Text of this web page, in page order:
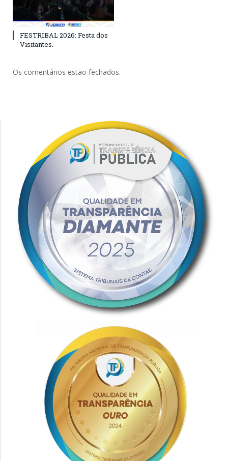
FESTRIBAL 2026: Festa dos
Visitantes.
Os comentários estão fechados.